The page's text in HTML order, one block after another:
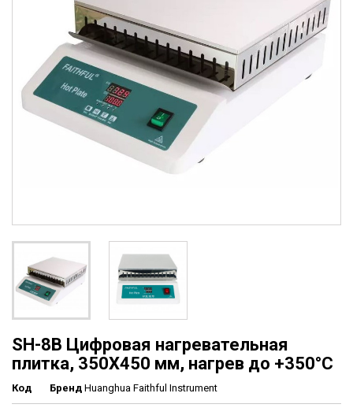
SH-8B Цифровая нагревательная
плитка, 350X450 мм, нагрев до +350°C
Код Бренд Huanghua Faithful Instrument